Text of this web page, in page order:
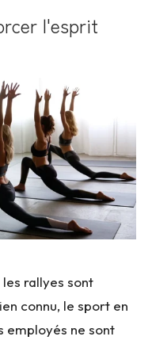
l'esprit
rallyes sont
connu, le sport en
employés ne sont